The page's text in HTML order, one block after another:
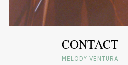
CONTACT
MELODY VENTURA